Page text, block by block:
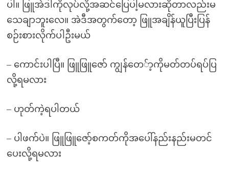
ပါ။ ဖြူအဲဒါကိုလုပ်လို့အဆင်ပြေပါ့မလားဆိုတာလည်းမ
သေချာဘူးလေ။ အဲဒီအတွက်တော့ ဖြူအချိန်ယူပြီးပြန်
စဉ်းစားလိုက်ပါဦးမယ်
– ကောင်းပါပြီ။ ဖြူဖြူဇော် ကျွန်တေ်ာ့ကိုမတ်တပ်ရပ်ပြ
လို့ရမလား
– ဟုတ်ကဲ့ရပါတယ်
– ပါဖက်ပဲ။ ဖြူဖြူဇော့်စကတ်ကိုအပေါ်နည်းနည်းမတင်
ပေးလို့ရမလား